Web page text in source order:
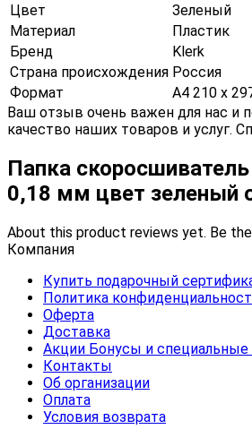
Цвет
Зеленый
Материал
Пластик
Бренд
Klerk
Страна происхождения Россия
Формат
А4 210 х
Ваш отзыв очень важен для нас и
качество наших товаров и услуг.
Папка
0,18 мм цвет зеленый
About this product reviews yet. Be
Компания
Купить подарочный
Политика
Оферта
Доставка
Акции Бонусы и
Контакты
Об организации
Оплата
Условия возврата